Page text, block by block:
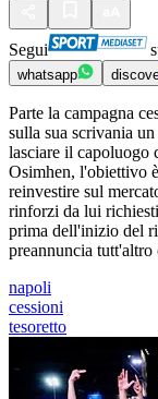
Segui
whatsapp
Parte la campagna
sulla sua scrivania
lasciare il capoluogo
Osimhen, l'obiettivo
reinvestire sul
rinforzi da lui
prima dell'inizio del
preannuncia tutt'altro
napoli
cessioni
tesoretto